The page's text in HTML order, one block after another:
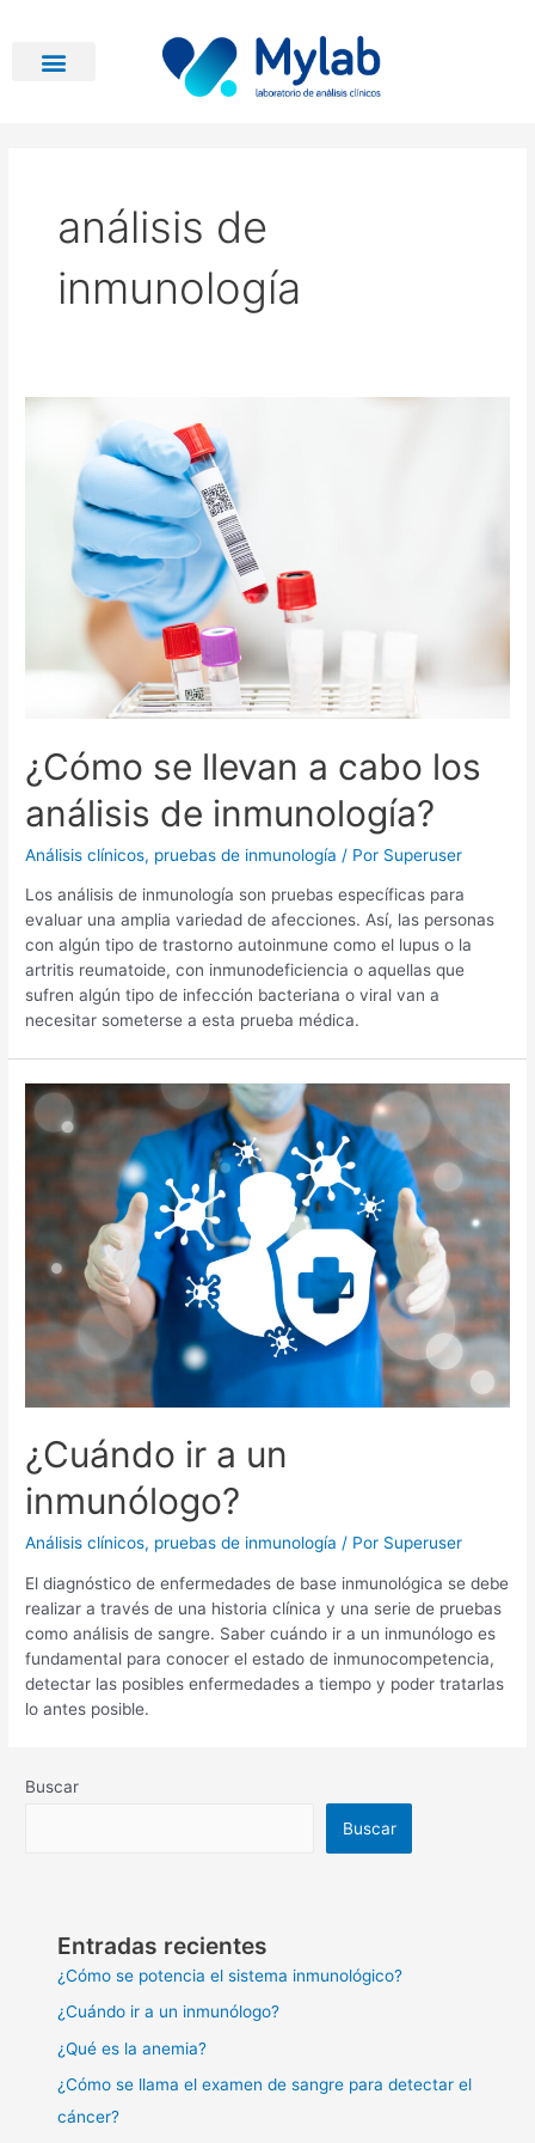
contenido
análisis de
inmunología
¿Cómo se llevan a cabo los
análisis de inmunología?
Análisis clínicos, pruebas de inmunología / Por Superuser
Los análisis de inmunología son pruebas específicas para
evaluar una amplia variedad de afecciones. Así, las personas
con algún tipo de trastorno autoinmune como el lupus o la
artritis reumatoide, con inmunodeficiencia o aquellas que
sufren algún tipo de infección bacteriana o viral van a
necesitar someterse a esta prueba médica.
¿Cuándo ir a un
inmunólogo?
Análisis clínicos, pruebas de inmunología / Por Superuser
El diagnóstico de enfermedades de base inmunológica se debe
realizar a través de una historia clínica y una serie de pruebas
como análisis de sangre. Saber cuándo ir a un inmunólogo es
fundamental para conocer el estado de inmunocompetencia,
detectar las posibles enfermedades a tiempo y poder tratarlas
lo antes posible.
Buscar
Buscar
Entradas recientes
¿Cómo se potencia el sistema inmunológico?
¿Cuándo ir a un inmunólogo?
¿Qué es la anemia?
¿Cómo se llama el examen de sangre para detectar el
cáncer?